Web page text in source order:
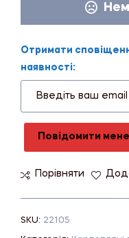
Отримати
наявності:
Повідомити мене
Порівняти
SKU: 22105